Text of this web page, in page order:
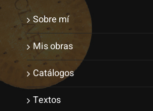
Sobre mí
Mis obras
Catálogos
Textos